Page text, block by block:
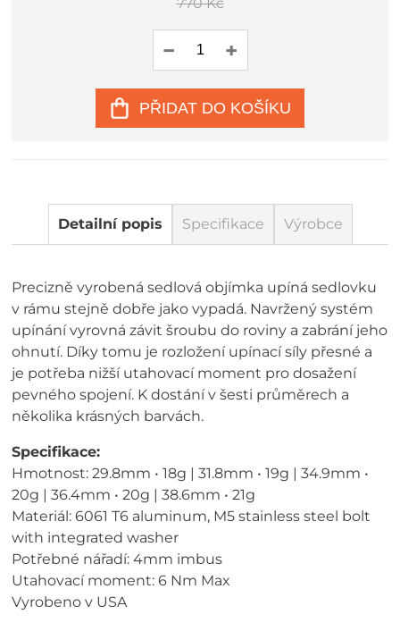
PŘIDAT DO KOŠÍKU
Detailní popis Specifikace Výrobce
Precizně vyrobená sedlová objímka upíná sedlovku
v rámu stejně dobře jako vypadá. Navržený systém
upínání vyrovná závit šroubu do roviny a zabrání jeho
ohnutí. Díky tomu je rozložení upínací síly přesné a
je potřeba nižší utahovací moment pro dosažení
pevného spojení. K dostání v šesti průměrech a
několika krásných barvách.
Specifikace:
Hmotnost: 29.8mm • 18g | 31.8mm • 19g | 34.9mm •
20g | 36.4mm • 20g | 38.6mm • 21g
Materiál: 6061 T6 aluminum, M5 stainless steel bolt
with integrated washer
Potřebné nářadí: 4mm imbus
Utahovací moment: 6 Nm Max
Vyrobeno v USA